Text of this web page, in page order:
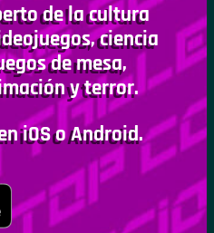
de la cultura
ciencia
de mesa,
y terror.
iOS o Android.